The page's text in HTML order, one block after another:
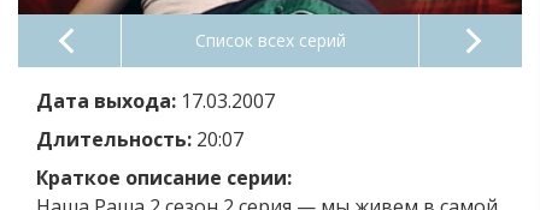
Список всех серий
Дата выхода: 17.03.2007
Длительность: 20:07
Краткое описание серии: